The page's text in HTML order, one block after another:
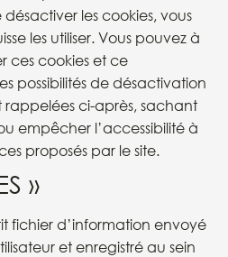
les cookies, vous
les utiliser. Vous pouvez à
ces cookies et ce
possibilités de désactivation
rappelées ci-après, sachant
empêcher l’accessibilité à
proposés par le site.
»
fichier d’information envoyé
et enregistré au sein